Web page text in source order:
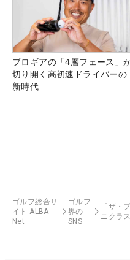
プロギアの「4層フェース」
切り開く高初速ドライバーの
新時代
ゴルフ総合サ
イト ALBA
Net
ゴルフ
界の
SNS
「ザ・
ニクラ